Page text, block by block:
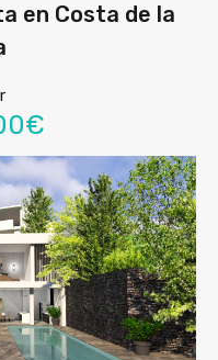
en Costa de la